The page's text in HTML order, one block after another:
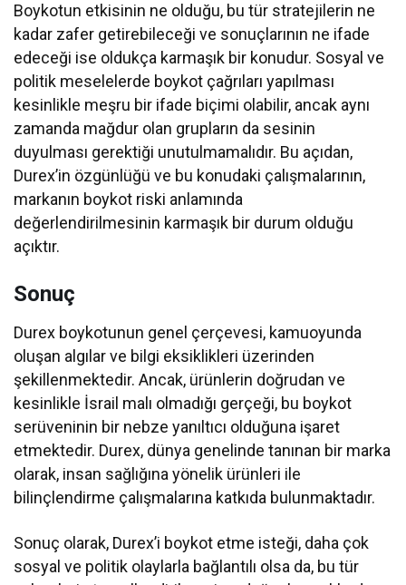
Boykotun etkisinin ne olduğu, bu tür stratejilerin ne
kadar zafer getirebileceği ve sonuçlarının ne ifade
edeceği ise oldukça karmaşık bir konudur. Sosyal ve
politik meselelerde boykot çağrıları yapılması
kesinlikle meşru bir ifade biçimi olabilir, ancak aynı
zamanda mağdur olan grupların da sesinin
duyulması gerektiği unutulmamalıdır. Bu açıdan,
Durex’in özgünlüğü ve bu konudaki çalışmalarının,
markanın boykot riski anlamında
değerlendirilmesinin karmaşık bir durum olduğu
açıktır.
Sonuç
Durex boykotunun genel çerçevesi, kamuoyunda
oluşan algılar ve bilgi eksiklikleri üzerinden
şekillenmektedir. Ancak, ürünlerin doğrudan ve
kesinlikle İsrail malı olmadığı gerçeği, bu boykot
serüveninin bir nebze yanıltıcı olduğuna işaret
etmektedir. Durex, dünya genelinde tanınan bir marka
olarak, insan sağlığına yönelik ürünleri ile
bilinçlendirme çalışmalarına katkıda bulunmaktadır.
Sonuç olarak, Durex’i boykot etme isteği, daha çok
sosyal ve politik olaylarla bağlantılı olsa da, bu tür